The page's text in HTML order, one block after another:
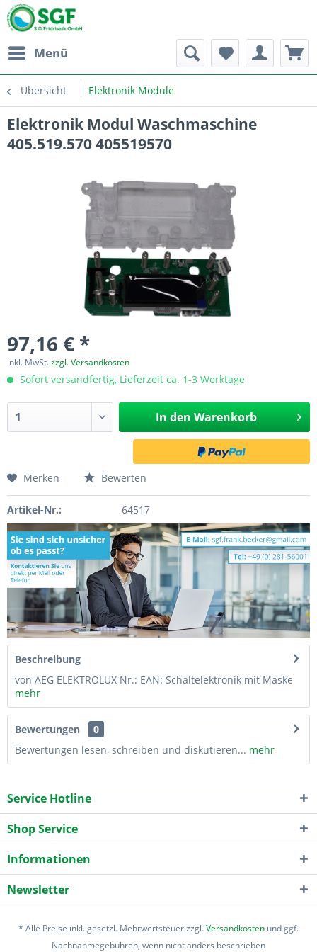
Menü
Übersicht Elektronik Module
Elektronik Modul Waschmaschine
405.519.570 405519570
97,16 € *
inkl. MwSt.zzgl. Versandkosten
Sofort versandfertig, Lieferzeit ca. 1-3 Werktage
In den Warenkorb
Merken Bewerten
Artikel-Nr.: 64517
Beschreibung
von AEG ELEKTROLUX Nr.: EAN: Schaltelektronik mit Maske
mehr
Bewertungen
0
Bewertungen lesen, schreiben und diskutieren... mehr
Service Hotline
Shop Service
Informationen
Newsletter
* Alle Preise inkl. gesetzl. Mehrwertsteuer zzgl.Versandkosten und ggf.
Nachnahmegebühren, wenn nicht anders beschrieben